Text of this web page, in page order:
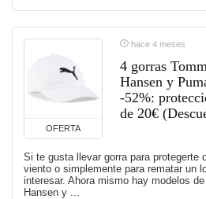
OFERTA
hace 4 meses
4 gorras
Hansen y
-52%:
de 20€
Si te gusta llevar gorra para protegerte
viento o simplemente para rematar un
interesar. Ahora mismo hay modelos
Hansen y ...